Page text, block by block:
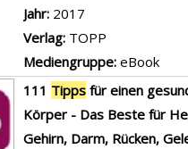
Jahr: 2017
Verlag: TOPP
Mediengruppe: eBook
111 Tipps für einen
Körper - Das Beste für
Gehirn, Darm, Rücken,